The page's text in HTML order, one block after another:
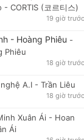
- CORTIS (코르티스)
19 giờ trước
- Hoàng Phiêu -
Phiêu
18 giờ trước
A.I - Trần Liêu
18 giờ trước
Xuân Ái - Hoan
Ái